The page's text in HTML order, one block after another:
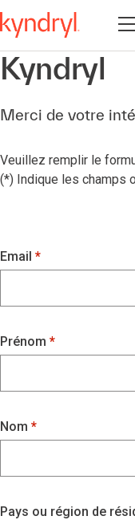
Kyndryl
Merci de votre
Veuillez remplir le
(*) Indique les champs
Email
Prénom
Nom
Pays ou région de